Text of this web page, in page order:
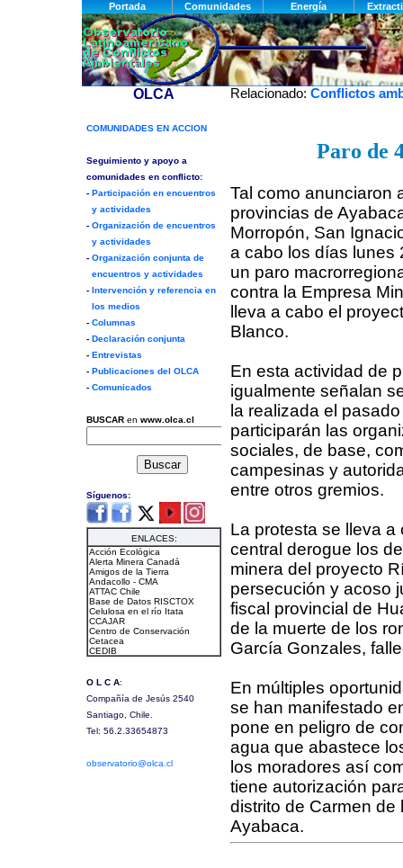
Relacionado: Conflictos
Paro de
Tal como anunciaron
provincias de
Morropón, San
a cabo los días lunes
un paro
contra la Empresa
lleva a cabo el
Blanco.
En esta actividad de
igualmente señalan
la realizada el
participarán las
sociales, de base,
campesinas y
entre otros gremios.
La protesta se lleva
central derogue los
minera del proyecto
persecución y acoso
fiscal provincial de
de la muerte de los
García Gonzales,
En múltiples
se han manifestado
pone en peligro de
agua que abastece
los moradores así
tiene autorización
distrito de Carmen
Ayabaca.